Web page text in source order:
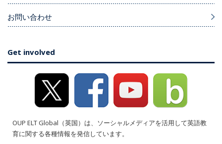
お問い合わせ
Get involved
OUP ELT Global（英国）は、ソーシャルメディアを活用して英語教
育に関する各種情報を発信しています。